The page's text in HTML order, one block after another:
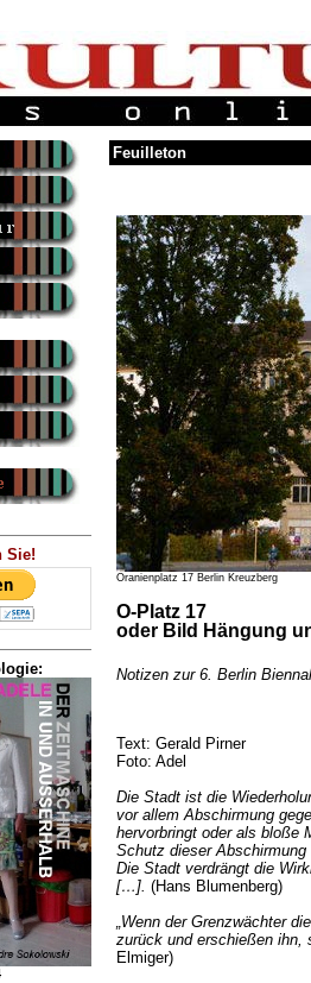
Sie!
Feuilleton
Oranienplatz 17 Berlin Kreuzberg
O-Platz 17
oder Bild Hängung
Notizen zur 6. Berlin
Text: Gerald Pirner
Foto: Adel
Die Stadt ist die
vor allem Abschirmung
hervorbringt oder als bloße
Schutz dieser
Die Stadt verdrängt die
[…]. (Hans Blumenberg)
„Wenn der Grenzwächter
zurück und erschießen ihn,
Elmiger)